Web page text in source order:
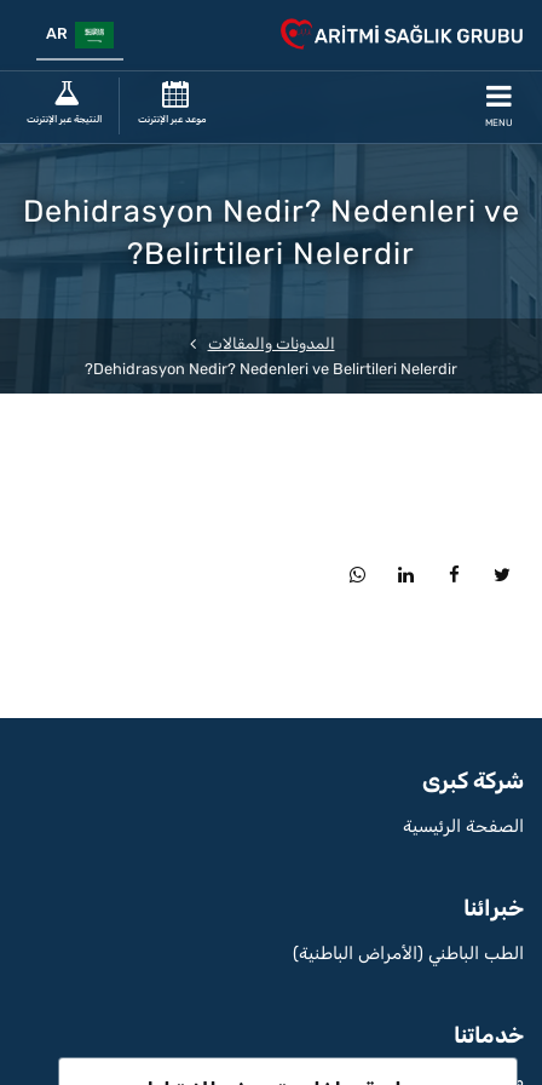
MENU موعد عبر الإنترنت النتيجة عبر الإنترنت
Dehidrasyon Nedir? Nedenleri ve
Belirtileri Nelerdir?
المدونات والمقالات
Dehidrasyon Nedir? Nedenleri ve Belirtileri Nelerdir?
شركة كبرى
الصفحة الرئيسية
خبرائنا
الطب الباطني (الأمراض الباطنية)
خدماتنا
مستشفى Aritmi عثمان غازي الخاص